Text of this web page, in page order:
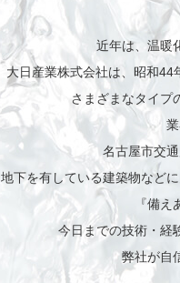
近年は、温暖
大日産業株式会社は、昭和
さまざまなタイプ
名古屋市交
地下を有している建築物など
『備
今日までの技術・経
弊社が自